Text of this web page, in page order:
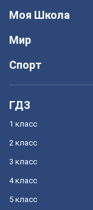
Моя Школа
Мир
Спорт
ГДЗ
1 класс
2 класс
3 класс
4 класс
5 класс